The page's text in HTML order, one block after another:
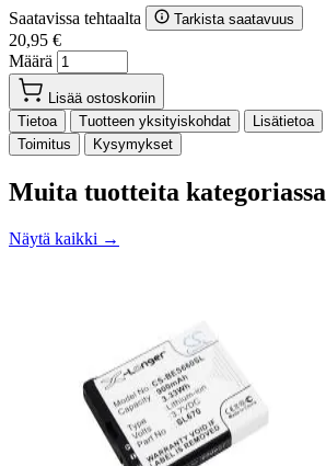
Saatavissa tehtaalta Tarkista saatavuus
20,95 €
Määrä
Lisää ostoskoriin
Tietoa
Tuotteen yksityiskohdat Lisätietoa
Toimitus
Kysymykset
Muita tuotteita kategoriassa
Näytä kaikki →